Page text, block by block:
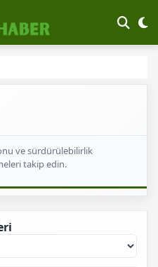
ve sürdürülebilirlik
takip edin.